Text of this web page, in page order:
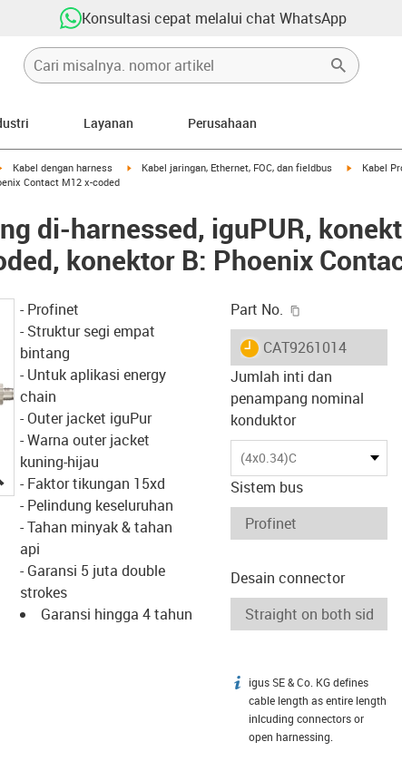
Konsultasi cepat melalui chat WhatsApp
Layanan Perusahaan
igus-icon-arrow-right
Kabel dengan harness igus-icon-arrow-right
Kabel jaringan, Ethernet, FOC, dan fieldbus igus-icon-
Kabel
Contact M12 x-coded
di-harnessed, iguPUR,
konektor B: Phoenix
igus-icon-lupe
- Profinet
- Struktur segi empat
bintang
- Untuk aplikasi energy
chain
- Outer jacket iguPur
- Warna outer jacket
kuning-hijau
- Faktor tikungan 15xd
- Pelindung keseluruhan
- Tahan minyak & tahan
api
- Garansi 5 juta double
strokes
Garansi hingga 4 tahun
Part No.
igus-icon-lieferzeit
CAT9261014
Jumlah inti dan
penampang nominal
konduktor
(4x0.34)C
Sistem bus
Desain connector
igus-icon-info
igus SE & Co. KG defines
cable length as entire length
inlcuding connectors or
open harnessing.